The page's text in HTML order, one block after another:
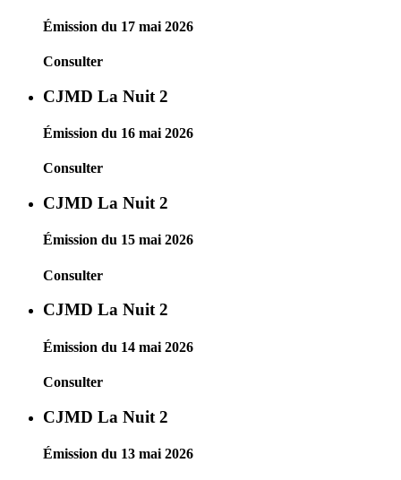
Émission du 17 mai 2026
Consulter
CJMD La Nuit 2
Émission du 16 mai 2026
Consulter
CJMD La Nuit 2
Émission du 15 mai 2026
Consulter
CJMD La Nuit 2
Émission du 14 mai 2026
Consulter
CJMD La Nuit 2
Émission du 13 mai 2026